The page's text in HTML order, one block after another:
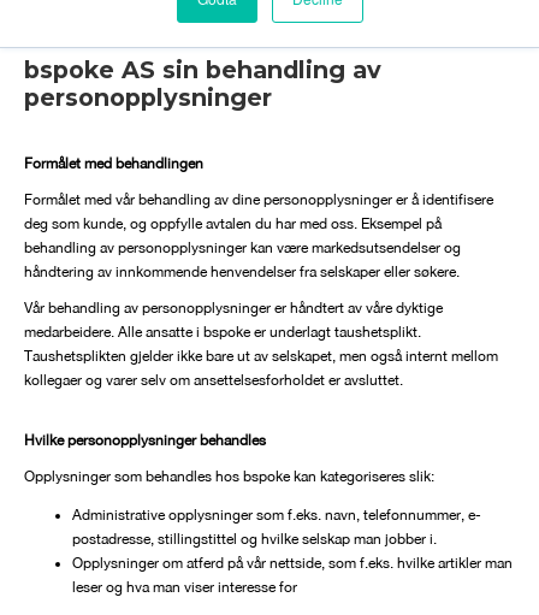
bspoke AS sin behandling av
personopplysninger
Formålet med behandlingen
Formålet med vår behandling av dine personopplysninger er å identifisere
deg som kunde, og oppfylle avtalen du har med oss. Eksempel på
behandling av personopplysninger kan være markedsutsendelser og
håndtering av innkommende henvendelser fra selskaper eller søkere.
Vår behandling av personopplysninger er håndtert av våre dyktige
medarbeidere. Alle ansatte i bspoke er underlagt taushetsplikt.
Taushetsplikten gjelder ikke bare ut av selskapet, men også internt mellom
kollegaer og varer selv om ansettelsesforholdet er avsluttet.
Hvilke personopplysninger behandles
Opplysninger som behandles hos bspoke kan kategoriseres slik:
Administrative opplysninger som f.eks. navn, telefonnummer, e-
postadresse, stillingstittel og hvilke selskap man jobber i.
Opplysninger om atferd på vår nettside, som f.eks. hvilke artikler man
leser og hva man viser interesse for